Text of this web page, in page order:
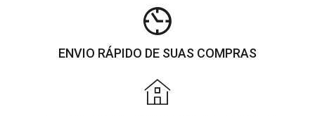
ENVIO RÁPIDO DE SUAS COMPRAS